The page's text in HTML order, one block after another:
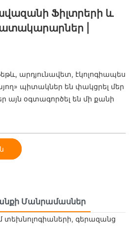
Ֆիլտրերի ԵՒ
|
արդյունավետ, էկոլոգիապես
պիտակներ են փակցրել մեր
այն օգտագործել են մի քանի
Մանրամասներ
տեխնոլոգիաների, գերազանց